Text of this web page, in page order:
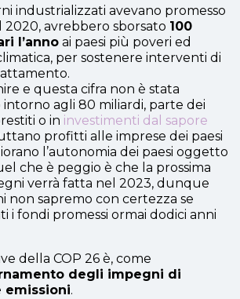
industrializzati avevano promesso
2020, avrebbero sborsato 100
l’anno ai paesi più poveri ed
per sostenere interventi di
e questa cifra non è stata
intorno agli 80 miliardi, parte dei
o in investimenti dal sapore
profitti alle imprese dei paesi
l’autonomia dei paesi oggetto
che è peggio è che la prossima
verrà fatta nel 2023, dunque
non sapremo con certezza se
i fondi promessi ormai dodici anni
della COP 26 è, come
degli impegni di
emissioni.